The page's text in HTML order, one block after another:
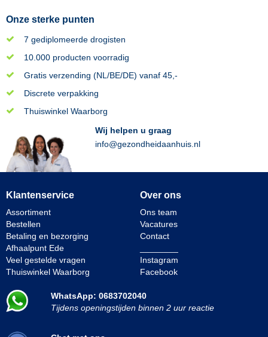
Onze sterke punten
7 gediplomeerde drogisten
10.000 producten voorradig
Gratis verzending (NL/BE/DE) vanaf 45,-
Discrete verpakking
Thuiswinkel Waarborg
Wij helpen u graag
info@gezondheidaanhuis.nl
Klantenservice
Assortiment
Bestellen
Betaling en bezorging
Afhaalpunt Ede
Veel gestelde vragen
Thuiswinkel Waarborg
Over ons
Ons team
Vacatures
Contact
Instagram
Facebook
WhatsApp: 0683702040
Tijdens openingstijden binnen 2 uur reactie